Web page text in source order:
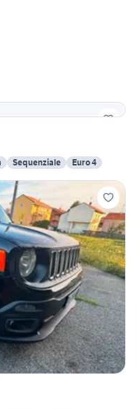
Sequenziale Euro 4